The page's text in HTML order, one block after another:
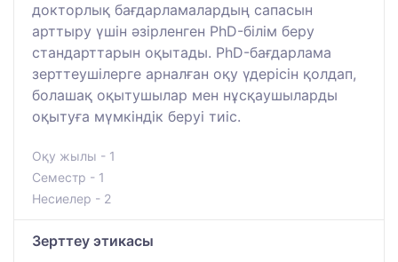
докторлық бағдарламалардың сапасын
арттыру үшін әзірленген PhD-білім беру
стандарттарын оқытады. PhD-бағдарлама
зерттеушілерге арналған оқу үдерісін қолдап,
болашақ оқытушылар мен нұсқаушыларды
оқытуға мүмкіндік беруі тиіс.
Оқу жылы - 1
Семестр - 1
Несиелер - 2
Зерттеу этикасы